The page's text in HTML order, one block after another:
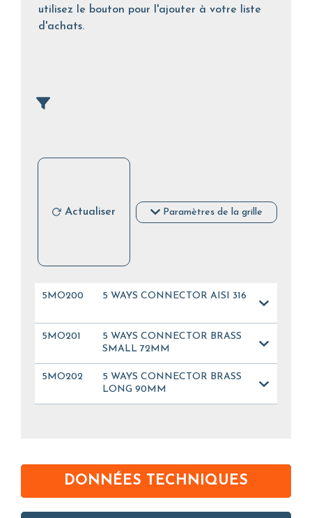
utilisez le bouton pour l'ajouter à votre liste
d'achats.
Actualiser Paramètres de la grille
5MO200 5 WAYS CONNECTOR AISI 316
5MO201
5 WAYS CONNECTOR BRASS
SMALL 72MM
5MO202
5 WAYS CONNECTOR BRASS
LONG 90MM
DONNÉES TECHNIQUES